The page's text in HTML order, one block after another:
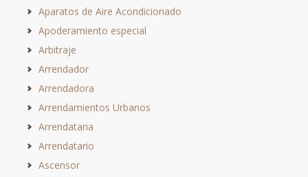
Aparatos de Aire Acondicionado
Apoderamiento especial
Arbitraje
Arrendador
Arrendadora
Arrendamientos Urbanos
Arrendataria
Arrendatario
Ascensor